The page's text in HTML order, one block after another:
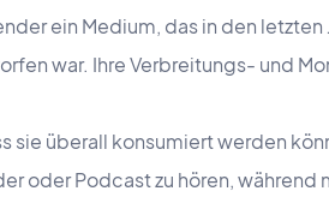
ein Medium, das in den
war. Ihre Verbreitungs- und
sie überall konsumiert werden
oder Podcast zu hören,